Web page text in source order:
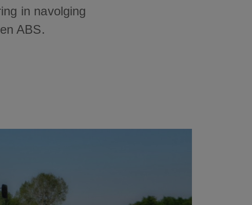
in navolging
ABS.